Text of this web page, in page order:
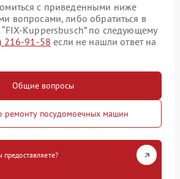
с приведенными ниже
вопросами, либо обратиться в
Kuppersbusch” по следующему
216-91-58 если не нашли ответ на
Общие вопросы
ремонту посудомоечных машин